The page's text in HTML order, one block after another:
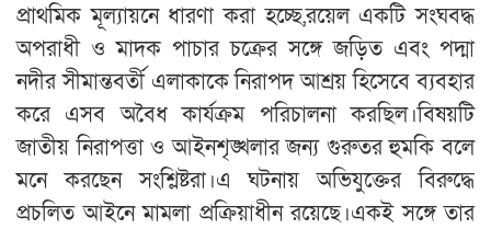
প্রাথমিক মূল্যায়নে ধারণা করা হচ্ছে,রয়েল একটি সংঘবদ্ধ
অপরাধী ও মাদক পাচার চক্রের সঙ্গে জড়িত এবং পদ্মা
নদীর সীমান্তবর্তী এলাকাকে নিরাপদ আশ্রয় হিসেবে ব্যবহার
করে এসব অবৈধ কার্যক্রম পরিচালনা করছিল।বিষয়টি
জাতীয় নিরাপত্তা ও আইনশৃঙ্খলার জন্য গুরুতর হুমকি বলে
মনে করছেন সংশ্লিষ্টরা।এ ঘটনায় অভিযুক্তের বিরুদ্ধে
প্রচলিত আইনে মামলা প্রক্রিয়াধীন রয়েছে।একই সঙ্গে তার